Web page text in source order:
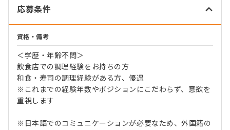
応募条件
資格・備考
＜学歴・年齢不問＞
飲食店での調理経験をお持ちの方
和食・寿司の調理経験がある方、優遇
※これまでの経験年数やポジションにこだわらず、意欲を
重視します
※日本語でのコミュニケーションが必要なため、外国籍の